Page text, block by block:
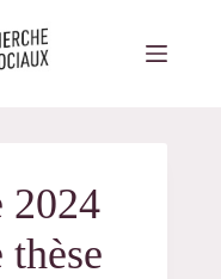
2024
thèse